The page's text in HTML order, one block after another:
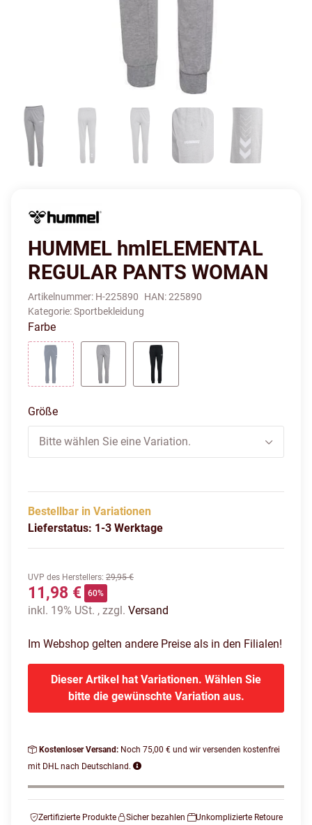
HUMMEL hmlELEMENTAL
REGULAR PANTS WOMAN
Artikelnummer: H-225890 HAN:225890
Kategorie:Sportbekleidung
Farbe
Größe
Bitte wählen Sie eine Variation.
Bestellbar in Variationen
Lieferstatus: 1-3 Werktage
UVP des Herstellers: 29,95 €
11,98 € 60%
inkl. 19% USt. , zzgl. Versand
Im Webshop gelten andere Preise als in den Filialen!
Dieser Artikel hat Variationen. Wählen Sie
bitte die gewünschte Variation aus.
Kostenloser Versand: Noch 75,00 € und wir versenden kostenfrei
mit DHL nach Deutschland.
Zertifizierte Produkte Sicher bezahlen Unkomplizierte Retoure